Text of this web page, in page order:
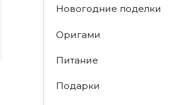
Новогодние поделки
Оригами
Питание
Подарки